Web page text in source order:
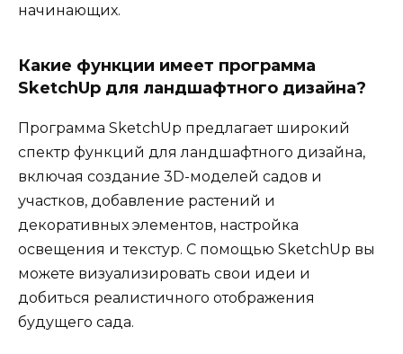
начинающих.
Какие функции имеет программа
SketchUp для ландшафтного дизайна?
Программа SketchUp предлагает широкий
спектр функций для ландшафтного дизайна,
включая создание 3D-моделей садов и
участков, добавление растений и
декоративных элементов, настройка
освещения и текстур. С помощью SketchUp вы
можете визуализировать свои идеи и
добиться реалистичного отображения
будущего сада.